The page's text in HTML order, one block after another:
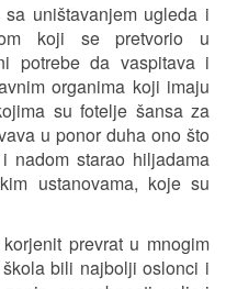
uništavanjem ugleda i
koji se pretvorio u
potrebe da vaspitava i
organima koji imaju
su fotelje šansa za
u ponor duha ono što
nadom starao hiljadama
ustanovama, koje su
prevrat u mnogim
bili najbolji oslonci i